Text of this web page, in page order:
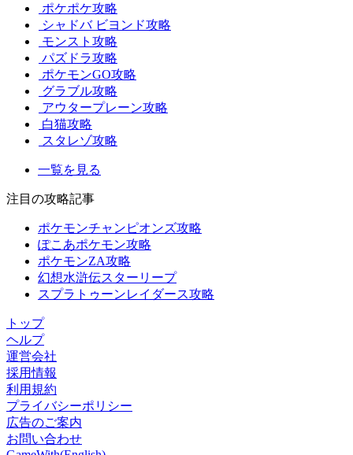
ポケポケ攻略
シャドバ ビヨンド攻略
モンスト攻略
パズドラ攻略
ポケモンGO攻略
グラブル攻略
アウタープレーン攻略
白猫攻略
スタレゾ攻略
一覧を見る
注目の攻略記事
ポケモンチャンピオンズ攻略
ぽこあポケモン攻略
ポケモンZA攻略
幻想水滸伝スターリープ
スプラトゥーンレイダース攻略
トップ
ヘルプ
運営会社
採用情報
利用規約
プライバシーポリシー
広告のご案内
お問い合わせ